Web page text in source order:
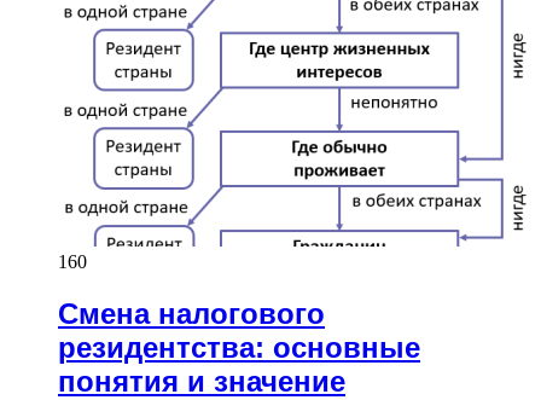
160
Смена налогового
резидентства: основные
понятия и значение